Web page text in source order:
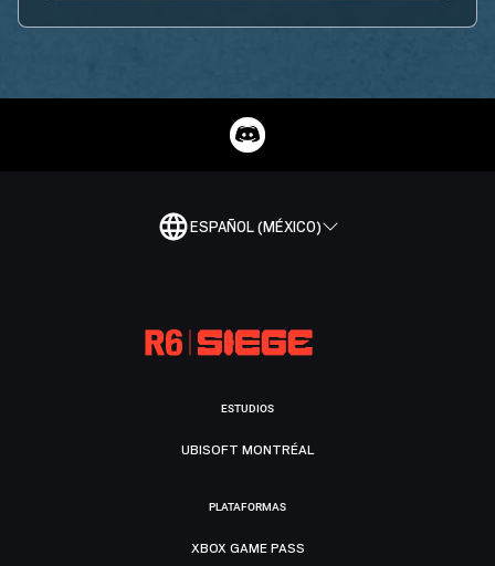
ESPAÑOL (MÉXICO)
ESTUDIOS
UBISOFT MONTRÉAL
PLATAFORMAS
XBOX GAME PASS